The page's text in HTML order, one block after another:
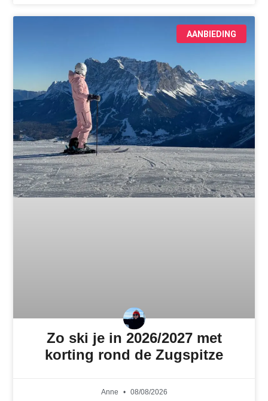
AANBIEDING
Zo ski je in 2026/2027 met
korting rond de Zugspitze
Anne 08/08/2026